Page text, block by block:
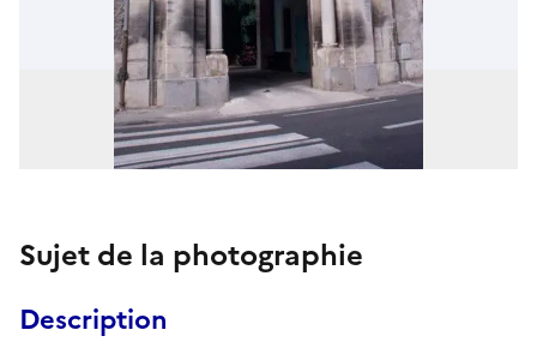
Sujet de la photographie
Description